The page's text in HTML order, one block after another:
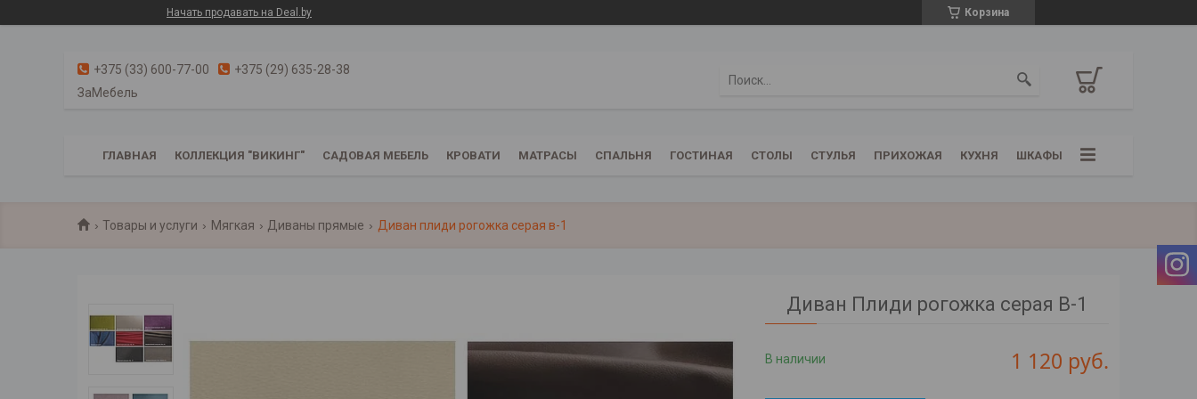
Начать продавать на Deal.by Корзина
+375 (33) 600-77-00
+375 (29) 635-28-38
ЗаМебель
ГЛАВНАЯ КОЛЛЕКЦИЯ "ВИКИНГ" САДОВАЯ МЕБЕЛЬ КРОВАТИ МАТРАСЫ СПАЛЬНЯ ГОСТИНАЯ СТОЛЫ СТУЛЬЯ ПРИХОЖАЯ КУХНЯ ШКАФЫ
Товары и услуги Мягкая Диваны прямые Диван плиди рогожка серая в-1
Диван Плиди рогожка серая В-1
В наличии 1 120 руб.